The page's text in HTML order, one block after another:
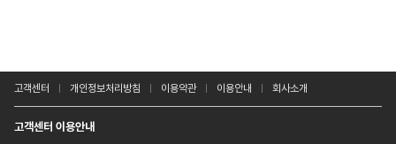
고객센터 개인정보처리방침 이용약관 이용안내 회사소개
고객센터 이용안내